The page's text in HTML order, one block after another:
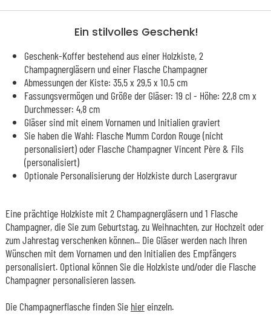
Ein stilvolles Geschenk!
Geschenk-Koffer bestehend aus einer Holzkiste, 2
Champagnergläsern und einer Flasche Champagner
Abmessungen der Kiste: 35,5 x 29,5 x 10,5 cm
Fassungsvermögen und Größe der Gläser: 19 cl - Höhe: 22,8 cm x
Durchmesser: 4,8 cm
Gläser sind mit einem Vornamen und Initialien graviert
Sie haben die Wahl: Flasche Mumm Cordon Rouge (nicht
personalisiert) oder Flasche Champagner Vincent Père & Fils
(personalisiert)
Optionale Personalisierung der Holzkiste durch Lasergravur
Eine prächtige Holzkiste mit 2 Champagnergläsern und 1 Flasche
Champagner, die Sie zum Geburtstag, zu Weihnachten, zur Hochzeit oder
zum Jahrestag verschenken können... Die Gläser werden nach Ihren
Wünschen mit dem Vornamen und den Initialien des Empfängers
personalisiert. Optional können Sie die Holzkiste und/oder die Flasche
Champagner personalisieren lassen.
Die Champagnerflasche finden Sie hiereinzeln.